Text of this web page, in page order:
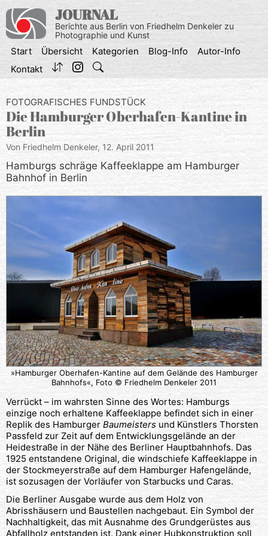
Inhalt
springen
JOURNAL
Berichte aus Berlin von Friedhelm Denkeler zu
Photographie und Kunst
Start Übersicht Kategorien Blog-Info
Autor-Info
Kontakt
FOTOGRAFISCHES FUNDSTÜCK
Die Hamburger Oberhafen-Kantine in
Berlin
Von Friedhelm Denkeler, 12. April 2011
Hamburgs schräge Kaffeeklappe am Hamburger
Bahnhof in Berlin
»Hamburger Oberhafen-Kantine auf dem Gelände des Hamburger
Bahnhofs«, Foto © Friedhelm Denkeler 2011
Verrückt – im wahrsten Sinne des Wortes: Hamburgs
einzige noch erhaltene Kaffeeklappe befindet sich in einer
Replik des Hamburger Baumeisters und Künstlers Thorsten
Passfeld zur Zeit auf dem Entwicklungsgelände an der
Heidestraße in der Nähe des Berliner Hauptbahnhofs. Das
1925 entstandene Original, die windschiefe Kaffeeklappe in
der Stockmeyerstraße auf dem Hamburger Hafengelände,
ist sozusagen der Vorläufer von Starbucks und Caras.
Die Berliner Ausgabe wurde aus dem Holz von
Abrisshäusern und Baustellen nachgebaut. Ein Symbol der
Nachhaltigkeit, das mit Ausnahme des Grundgerüstes aus
Abfallholz entstanden ist. Dank einer Hubkonstruktion soll